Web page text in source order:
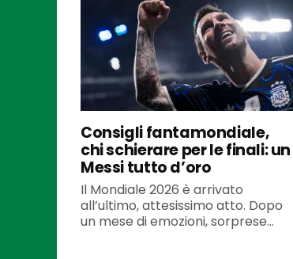
Consigli fantamondiale,
chi schierare per le finali: un
Messi tutto d’oro
Il Mondiale 2026 è arrivato
all’ultimo, attesissimo atto. Dopo
un mese di emozioni, sorprese...